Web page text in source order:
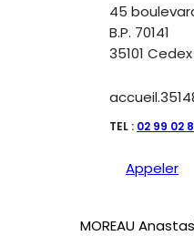
45
B.P. 70141
35101 Cedex
TEL : 02 99 02
Appeler
MOREAU